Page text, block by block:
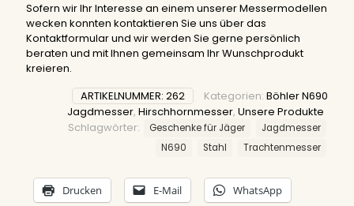
Sofern wir Ihr Interesse an einem unserer Messermodellen
wecken konnten kontaktieren Sie uns über das
Kontaktformular und wir werden Sie gerne persönlich
beraten und mit Ihnen gemeinsam Ihr Wunschprodukt
kreieren.
ARTIKELNUMMER: 262 Kategorien: Böhler N690
Jagdmesser, Hirschhornmesser, Unsere Produkte
Schlagwörter:
Geschenke für Jäger
Jagdmesser
N690
Stahl Trachtenmesser
Drucken E-Mail WhatsApp